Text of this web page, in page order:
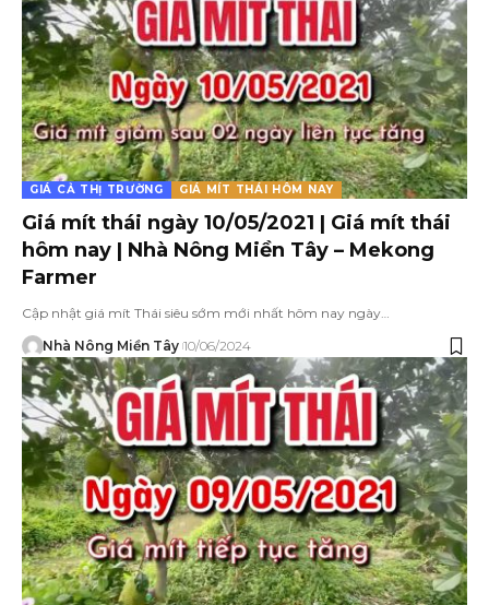
GIÁ CẢ THỊ TRƯỜNG GIÁ MÍT THÁI HÔM NAY
Giá mít thái ngày 10/05/2021 | Giá mít thái
hôm nay | Nhà Nông Miền Tây – Mekong
Farmer
Cập nhật giá mít Thái siêu sớm mới nhất hôm nay ngày…
Nhà Nông Miền Tây 10/06/2024